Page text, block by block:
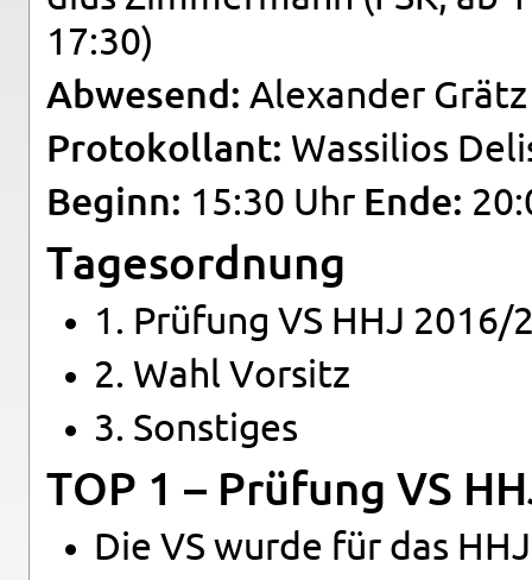
17:30)
Ab­we­send: Alex­an­der
Pro­to­kol­lant: Was­si­li­os
Be­ginn: 15:30 Uhr Ende:
Ta­ges­ord­nung
1. Prü­fung VS HHJ 2016/
2. Wahl Vor­sitz
3. Sons­ti­ges
TOP 1 – Prü­fung VS
Die VS wurde für das